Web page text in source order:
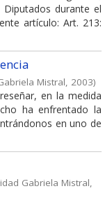
durante el
artículo: Art. 213:
Mistral, 2003)
en la medida
ha enfrentado la
en uno de
Gabriela Mistral,